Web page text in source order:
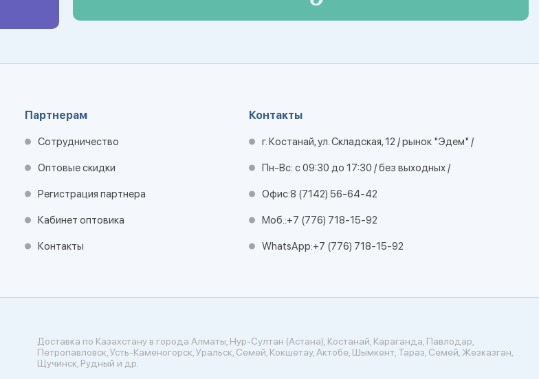
Партнерам
Сотрудничество
Оптовые скидки
Регистрация партнера
Кабинет оптовика
Контакты
Контакты
г. Костанай, ул. Складская, 12 / рынок "Эдем" /
Пн-Вс: с 09:30 до 17:30 / без выходных /
Офис:8 (7142) 56-64-42
Моб.:+7 (776) 718-15-92
WhatsApp:+7 (776) 718-15-92
Доставка по Казахстану в города Алматы, Нур-Султан (Астана), Костанай, Караганда, Павлодар,
Петропавловск, Усть-Каменогорск, Уральск, Семей, Кокшетау, Актобе, Шымкент, Тараз, Семей, Жезказган,
Щучинск, Рудный и др.